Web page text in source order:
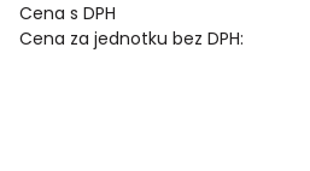
Cena za jednotku bez DPH:
Cena s DPH